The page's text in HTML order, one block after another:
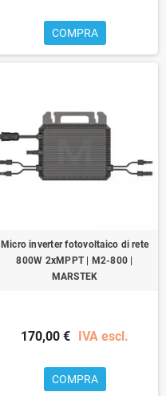
COMPRA
Micro inverter fotovoltaico di rete
800W 2xMPPT | M2-800 |
MARSTEK
170,00 € IVA escl.
COMPRA